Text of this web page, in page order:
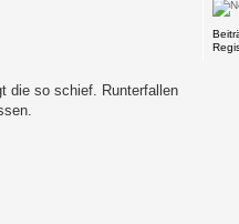
die so schief. Runterfallen